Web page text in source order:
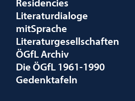
Literaturdialoge
mitSprache
Literaturgesellschaften
ÖGfL Archiv
Die ÖGfL 1961-1990
Gedenktafeln